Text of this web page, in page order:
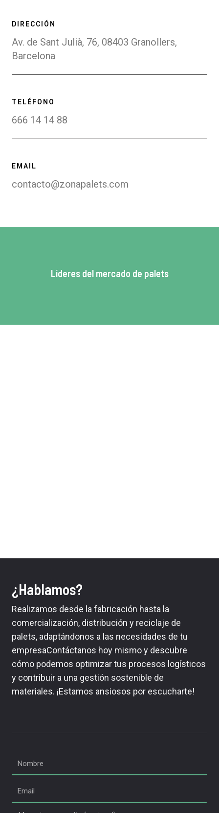
DIRECCIÓN
Av. de Sant Julià, 76, 08403 Granollers,
Barcelona
TELÉFONO
666 14 14 88
EMAIL
contacto@zonapalets.com
Líderes del mercado de palets
¿Hablamos?
Realizamos desde la fabricación hasta la
comercialización, distribución y reciclaje de
palets, adaptándonos a las necesidades de tu
empresaContáctanos hoy mismo y descubre
cómo podemos optimizar tus procesos logísticos
y contribuir a una gestión sostenible de
materiales. ¡Estamos ansiosos por escucharte!